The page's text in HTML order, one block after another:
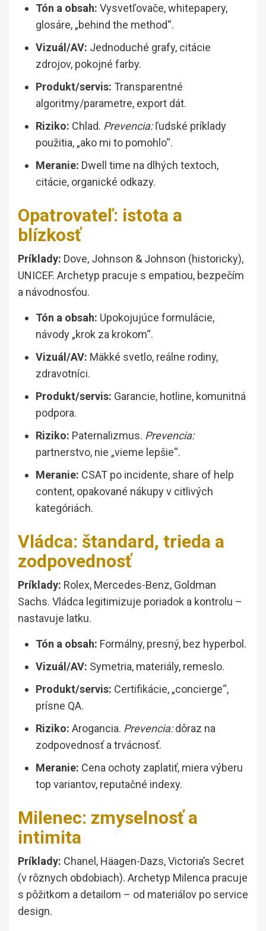
Tón a obsah: Vysvetľovače, whitepapery,
glosáre, „behind the method“.
Vizuál/AV: Jednoduché grafy, citácie
zdrojov, pokojné farby.
Produkt/servis: Transparentné
algoritmy/parametre, export dát.
Riziko: Chlad. Prevencia:ľudské príklady
použitia, „ako mi to pomohlo“.
Meranie: Dwell time na dlhých textoch,
citácie, organické odkazy.
Opatrovateľ: istota a
blízkosť
Príklady: Dove, Johnson & Johnson (historicky),
UNICEF. Archetyp pracuje s empatiou, bezpečím
a návodnosťou.
Tón a obsah: Upokojujúce formulácie,
návody „krok za krokom“.
Vizuál/AV: Mäkké svetlo, reálne rodiny,
zdravotníci.
Produkt/servis: Garancie, hotline, komunitná
podpora.
Riziko: Paternalizmus. Prevencia:
partnerstvo, nie „vieme lepšie“.
Meranie: CSAT po incidente, share of help
content, opakované nákupy v citlivých
kategóriách.
Vládca: štandard, trieda a
zodpovednosť
Príklady: Rolex, Mercedes-Benz, Goldman
Sachs. Vládca legitimizuje poriadok a kontrolu –
nastavuje latku.
Tón a obsah: Formálny, presný, bez hyperbol.
Vizuál/AV: Symetria, materiály, remeslo.
Produkt/servis: Certifikácie, „concierge“,
prísne QA.
Riziko: Arogancia. Prevencia:dôraz na
zodpovednosť a trvácnosť.
Meranie: Cena ochoty zaplatiť, miera výberu
top variantov, reputačné indexy.
Milenec: zmyselnosť a
intimita
Príklady: Chanel, Häagen-Dazs, Victoria’s Secret
(v rôznych obdobiach). Archetyp Milenca pracuje
s pôžitkom a detailom – od materiálov po service
design.